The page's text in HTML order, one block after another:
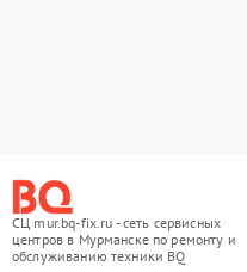
СЦ mur.bq-fix.ru - сеть сервисных
центров в Мурманске по ремонту и
обслуживанию техники BQ